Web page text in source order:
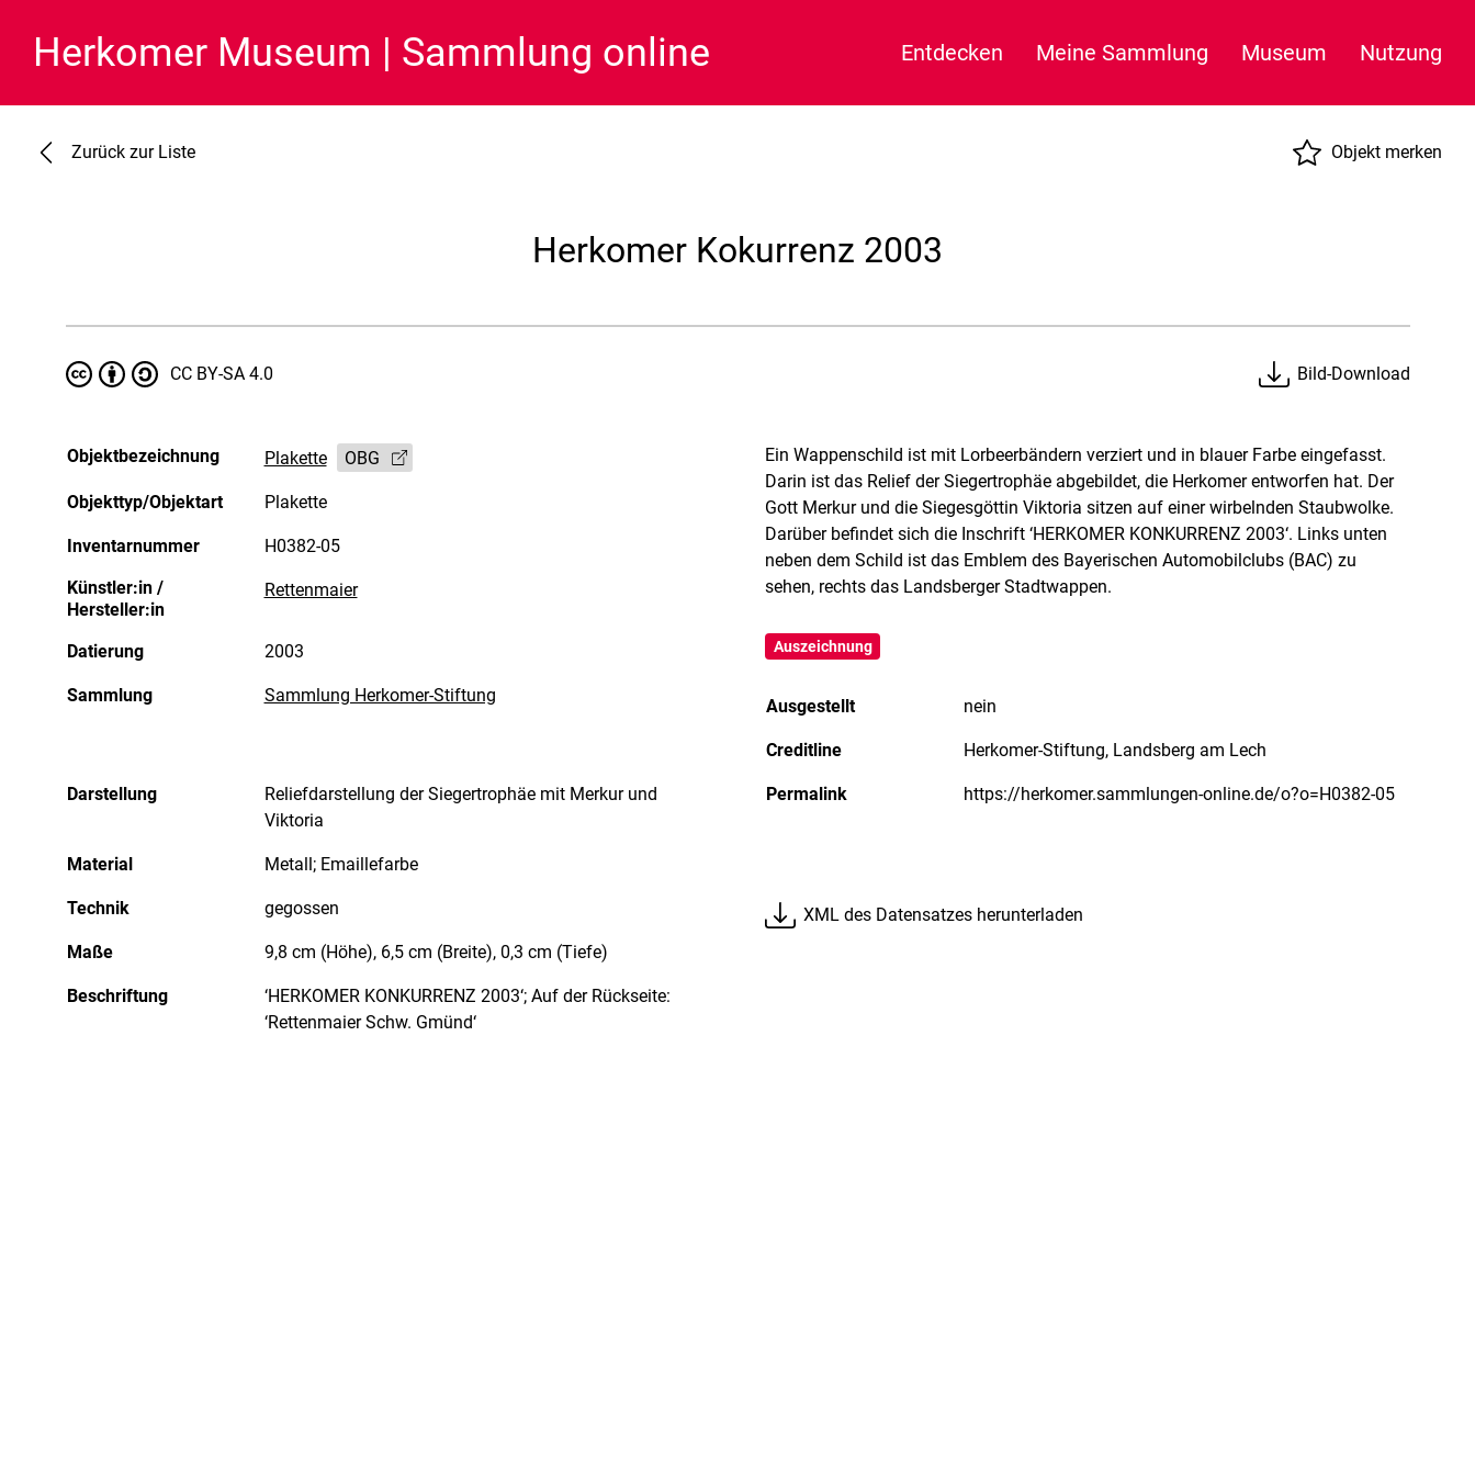
Herkomer Museum Sammlung online Entdecken Meine Sammlung Museum Nutzung
Zurück zur Liste Objekt merken
Herkomer Kokurrenz 2003
CC BY-SA 4.0 Bild-Download
Objektbezeichnung Plakette OBG
Objekttyp/Objektart Plakette
Inventarnummer
H0382-05
Künstler:in /
Hersteller:in
Rettenmaier
Datierung 2003
Sammlung Sammlung Herkomer-Stiftung
Darstellung
Reliefdarstellung der Siegertrophäe mit Merkur und
Viktoria
Material Metall; Emaillefarbe
Technik gegossen
Maße 9,8 cm (Höhe), 6,5 cm (Breite), 0,3 cm (Tiefe)
Beschriftung
‘HERKOMER KONKURRENZ 2003‘; Auf der Rückseite:
‘Rettenmaier Schw. Gmünd‘
Ein Wappenschild ist mit Lorbeerbändern verziert und in blauer Farbe eingefasst.
Darin ist das Relief der Siegertrophäe abgebildet, die Herkomer entworfen hat. Der
Gott Merkur und die Siegesgöttin Viktoria sitzen auf einer wirbelnden Staubwolke.
Darüber befindet sich die Inschrift ‘HERKOMER KONKURRENZ 2003‘. Links unten
neben dem Schild ist das Emblem des Bayerischen Automobilclubs (BAC) zu
sehen, rechts das Landsberger Stadtwappen.
Auszeichnung
Ausgestellt nein
Creditline Herkomer-Stiftung, Landsberg am Lech
Permalink
XML des Datensatzes herunterladen